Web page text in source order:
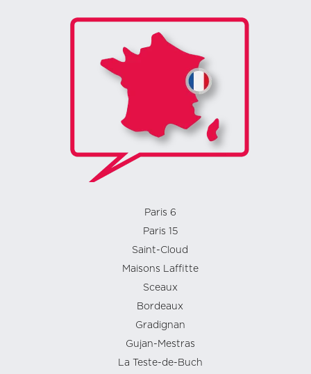
Paris 6
Paris 15
Saint-Cloud
Maisons Laffitte
Sceaux
Bordeaux
Gradignan
Gujan-Mestras
La Teste-de-Buch